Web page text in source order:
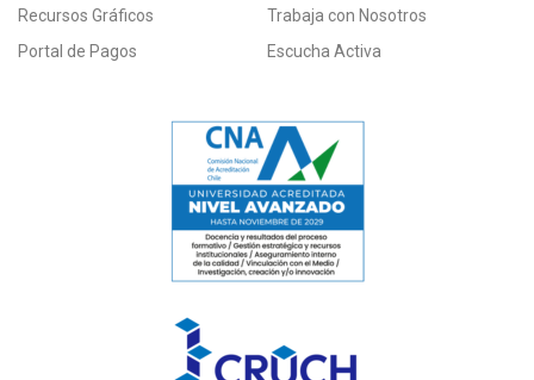
Recursos Gráficos
Trabaja con Nosotros
Portal de Pagos
Escucha Activa